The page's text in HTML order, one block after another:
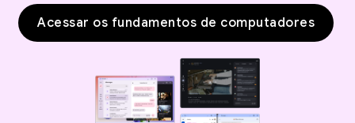
Acessar os fundamentos de computadores